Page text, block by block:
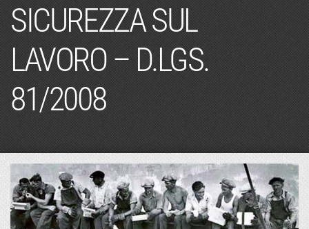
SICUREZZA SUL
LAVORO – D.LGS.
81/2008